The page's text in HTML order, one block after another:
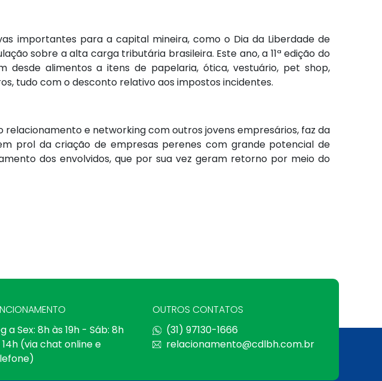
importantes para a capital mineira, como o Dia da Liberdade de
sobre a alta carga tributária brasileira. Este ano, a 11ª edição do
alimentos a itens de papelaria, ótica, vestuário, pet shop,
tudo com o desconto relativo aos impostos incidentes.
relacionamento e networking com outros jovens empresários, faz da
prol da criação de empresas perenes com grande potencial de
dos envolvidos, que por sua vez geram retorno por meio do
a Sex: 8h às 19h - Sáb: 8h
14h (via chat online e
OUTROS CONTATOS
(31) 97130-1666
relacionamento@cdlbh.com.br